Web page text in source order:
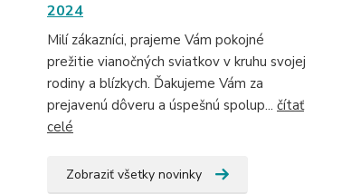
2024
Milí zákazníci, prajeme Vám pokojné
prežitie vianočných sviatkov v kruhu svojej
rodiny a blízkych. Ďakujeme Vám za
prejavenú dôveru a úspešnú spolup... čítať
celé
Zobraziť všetky novinky